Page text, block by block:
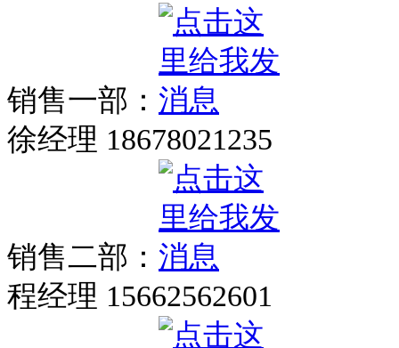
销售一部：
徐经理 18678021235
销售二部：
程经理 15662562601